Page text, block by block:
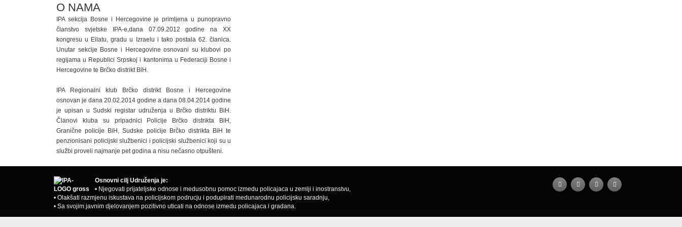
O NAMA
IPA sekcija Bosne i Hercegovine je primljena u punopravno
članstvo svjetske IPA-e,dana 07.09.2012 godine na XX
kongresu u Eilatu, gradu u Izraelu i tako postala 62. članica.
Unutar sekcije Bosne i Hercegovine osnovani su klubovi po
regijama u Republici Srpskoj i kantonima u Federaciji Bosne i
Hercegovine te Brčko distrikt BiH.
IPA Regionalni klub Brčko distrikt Bosne i Hercegovine
osnovan je dana 20.02.2014 godine a dana 08.04.2014 godine
je upisan u Sudski registar udruženja u Brčko distriktu BiH.
Članovi kluba su pripadnici Policije Brčko distrikta BiH,
Granične policije BiH, Sudske policije Brčko distrikta BiH te
penzionisani policijski službenici i policijski službenici koji su u
službi proveli najmanje pet godina a nisu nečasno otpušteni.
Osnovni cilj Udruženja je:
• Njegovati prijateljske odnose i medusobnu pomoc izmedu policajaca u zemlji i inostranstvu,
• Olakšati razmjenu iskustava na policijskom podrucju i podupirati medunarodnu policijsku saradnju,
• Sa svojim javnim djelovanjem pozitivno uticati na odnose izmedu policajaca i gradana.